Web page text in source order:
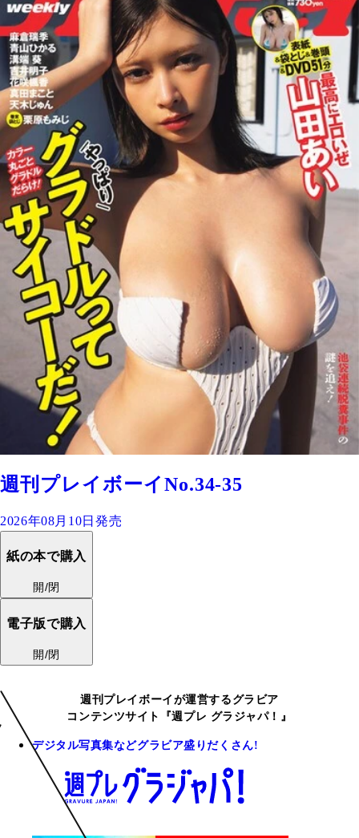
週刊プレイボーイNo.34-35
2026年08月10日発売
紙の本で購入
開/閉
電子版で購入
開/閉
週刊プレイボーイが運営するグラビア
コンテンツサイト『週プレ グラジャパ！』
デジタル写真集などグラビア盛りだくさん!